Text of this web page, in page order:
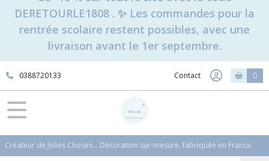
DERETOURLE1808 . ✨ Les commandes pour la
rentrée scolaire restent possibles, avec une
livraison avant le 1er septembre.
0388720133 Contact 0
Créateur de Jolies Choses... Décoration sur-mesure, fabriquée en France.